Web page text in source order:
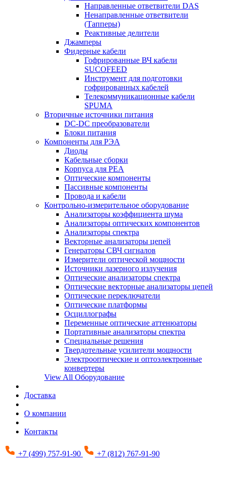
Направленные ответвители DAS
Ненаправленные ответвители
(Тапперы)
Реактивные делители
Джамперы
Фидерные кабели
Гофрированные ВЧ кабели
SUCOFEED
Инструмент для подготовки
гофрированных кабелей
Телекоммуникационные кабели
SPUMA
Вторичные источники питания
DC-DC преобразователи
Блоки питания
Компоненты для РЭА
Диоды
Кабельные сборки
Корпуса для РЕА
Оптические компоненты
Пассивные компоненты
Провода и кабели
Контрольно-измерительное оборудование
Анализаторы коэффициента шума
Анализаторы оптических компонентов
Анализаторы спектра
Векторные анализаторы цепей
Генераторы СВЧ сигналов
Измерители оптической мощности
Источники лазерного излучения
Оптические анализаторы спектра
Оптические векторные анализаторы цепей
Оптические переключатели
Оптические платформы
Осциллографы
Переменные оптические аттенюаторы
Портативные анализаторы спектра
Специальные решения
Твердотельные усилители мощности
Электрооптические и оптоэлектронные
конвертеры
View All Оборудование
Доставка
О компании
Контакты
+7 (499) 757-91-90 +7 (812) 767-91-90